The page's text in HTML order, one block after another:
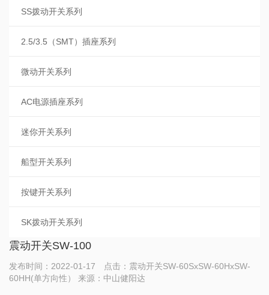
SS拨动开关系列
2.5/3.5（SMT）插座系列
微动开关系列
AC电源插座系列
迷你开关系列
船型开关系列
按键开关系列
SK拨动开关系列
震动开关SW-100
发布时间：2022-01-17 点击：震动开关SW-60SxSW-60HxSW-
60HH(单方向性） 来源：中山健阳达